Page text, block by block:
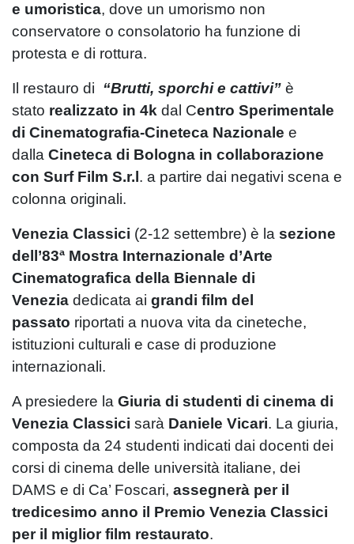
e umoristica, dove un umorismo non
conservatore o consolatorio ha funzione di
protesta e di rottura.
Il restauro di “Brutti, sporchi e cattivi” è
stato realizzato in 4k dal Centro Sperimentale
di Cinematografia-Cineteca Nazionale e
dalla Cineteca di Bologna in collaborazione
con Surf Film S.r.l . a partire dai negativi scena e
colonna originali.
Venezia Classici (2-12 settembre) è la sezione
dell’83ª Mostra Internazionale d’Arte
Cinematografica della Biennale di
Venezia dedicata ai grandi film del
passato riportati a nuova vita da cineteche,
istituzioni culturali e case di produzione
internazionali.
A presiedere la Giuria di studenti di cinema di
Venezia Classici sarà Daniele Vicari. La giuria,
composta da 24 studenti indicati dai docenti dei
corsi di cinema delle università italiane, dei
DAMS e di Ca’ Foscari, assegnerà per il
tredicesimo anno il Premio Venezia Classici
per il miglior film restaurato.